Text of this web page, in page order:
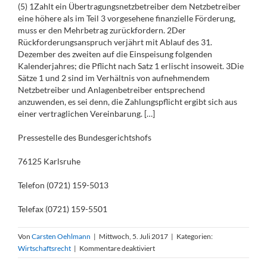
(5) 1Zahlt ein Übertragungsnetzbetreiber dem Netzbetreiber
eine höhere als im Teil 3 vorgesehene finanzielle Förderung,
muss er den Mehrbetrag zurückfordern. 2Der
Rückforderungsanspruch verjährt mit Ablauf des 31.
Dezember des zweiten auf die Einspeisung folgenden
Kalenderjahres; die Pflicht nach Satz 1 erlischt insoweit. 3Die
Sätze 1 und 2 sind im Verhältnis von aufnehmendem
Netzbetreiber und Anlagenbetreiber entsprechend
anzuwenden, es sei denn, die Zahlungspflicht ergibt sich aus
einer vertraglichen Vereinbarung. […]
Pressestelle des Bundesgerichtshofs
76125 Karlsruhe
Telefon (0721) 159-5013
Telefax (0721) 159-5501
Von Carsten Oehlmann | Mittwoch, 5. Juli 2017 | Kategorien:
Wirtschaftsrecht | Kommentare deaktiviertfür
BGH